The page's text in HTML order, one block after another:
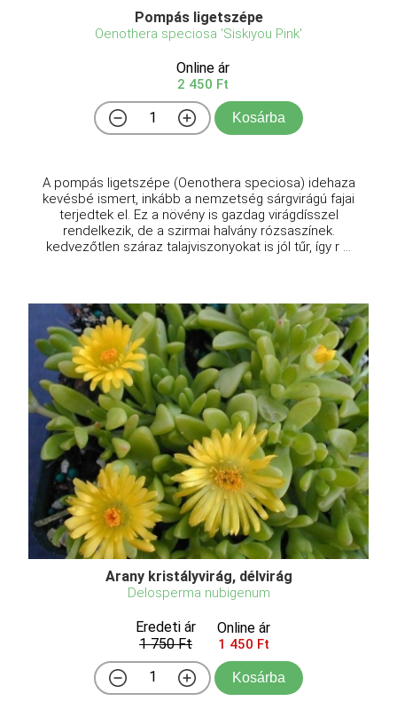
Pompás ligetszépe
Oenothera speciosa 'Siskiyou Pink'
Online ár
2 450 Ft
Kosárba
A pompás ligetszépe (Oenothera speciosa) idehaza
kevésbé ismert, inkább a nemzetség sárgvirágú fajai
terjedtek el. Ez a növény is gazdag virágdísszel
rendelkezik, de a szirmai halvány rózsaszínek.
kedvezőtlen száraz talajviszonyokat is jól tűr, így r ...
Arany kristályvirág, délvirág
Delosperma nubigenum
Eredeti ár
1 750 Ft
Online ár
1 450 Ft
Kosárba